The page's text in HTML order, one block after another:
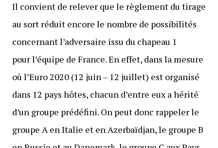
Il convient de relever que le règlement du tirage
au sort réduit encore le nombre de possibilités
concernant l’adversaire issu du chapeau 1
pour l’équipe de France. En effet, dans la mesure
où l’Euro 2020 (12 juin – 12 juillet) est organisé
dans 12 pays hôtes, chacun d’entre eux a hérité
d’un groupe prédéfini. On peut donc rappeler le
groupe A en Italie et en Azerbaïdjan, le groupe B